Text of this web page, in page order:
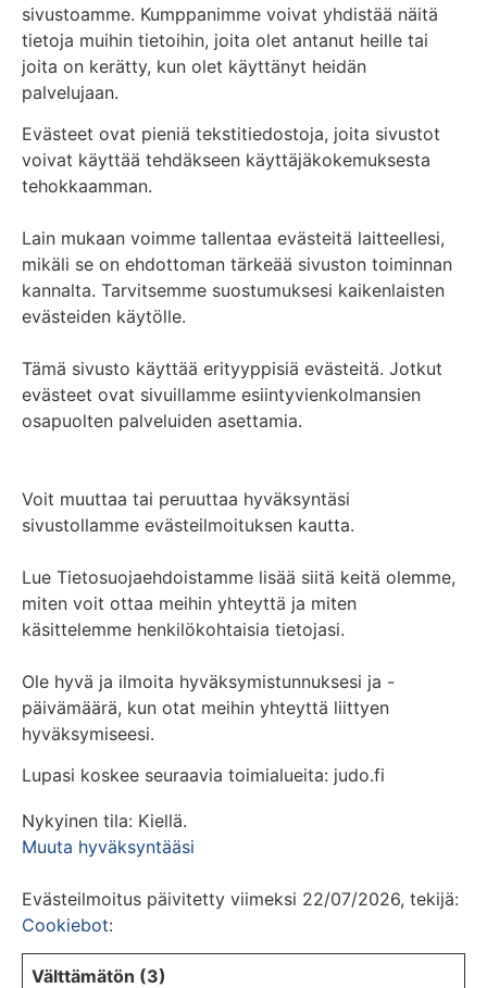
sivustoamme. Kumppanimme voivat yhdistää näitä
tietoja muihin tietoihin, joita olet antanut heille tai
joita on kerätty, kun olet käyttänyt heidän
palvelujaan.
Evästeet ovat pieniä tekstitiedostoja, joita sivustot
voivat käyttää tehdäkseen käyttäjäkokemuksesta
tehokkaamman.
Lain mukaan voimme tallentaa evästeitä laitteellesi,
mikäli se on ehdottoman tärkeää sivuston toiminnan
kannalta. Tarvitsemme suostumuksesi kaikenlaisten
evästeiden käytölle.
Tämä sivusto käyttää erityyppisiä evästeitä. Jotkut
evästeet ovat sivuillamme esiintyvienkolmansien
osapuolten palveluiden asettamia.
Voit muuttaa tai peruuttaa hyväksyntäsi
sivustollamme evästeilmoituksen kautta.
Lue Tietosuojaehdoistamme lisää siitä keitä olemme,
miten voit ottaa meihin yhteyttä ja miten
käsittelemme henkilökohtaisia tietojasi.
Ole hyvä ja ilmoita hyväksymistunnuksesi ja -
päivämäärä, kun otat meihin yhteyttä liittyen
hyväksymiseesi.
Lupasi koskee seuraavia toimialueita: judo.fi
Nykyinen tila: Kiellä.
Muuta hyväksyntääsi
Evästeilmoitus päivitetty viimeksi 22/07/2026, tekijä:
Cookiebot:
Välttämätön (3)